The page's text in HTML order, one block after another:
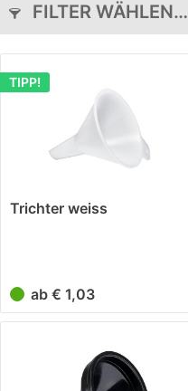
FILTER WÄHLEN…
TIPP!
Trichter weiss
ab € 1,03